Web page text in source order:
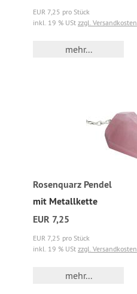
EUR 7,25 pro Stück
inkl. 19 % USt zzgl. Versandkosten
mehr...
Rosenquarz Pendel
mit Metallkette
EUR 7,25
EUR 7,25 pro Stück
inkl. 19 % USt zzgl. Versandkosten
mehr...